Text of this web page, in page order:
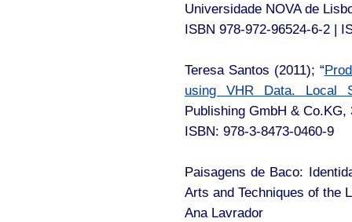
Universidade NOVA de
ISBN 978-972-96524-6-2 |
Teresa Santos (2011); “
using VHR Data. Local
Publishing GmbH & Co.KG,
ISBN: 978-3-8473-0460-9
Paisagens de Baco:
Arts and Techniques of the
Ana Lavrador